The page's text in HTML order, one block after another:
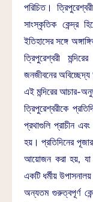
পরিচিত।
সাংস্কৃতিক কেন্দ্র
ইতিহাসের সঙ্গে
ত্রিপুরেশ্বরী
জনজীবনের অবিচ্ছেদ্য
এই মন্দিরের আচার-
ত্রিপুরেশ্বরীকে
প্রথাগুলি প্রাচীন এবং
হয়। প্রতিদিনের
আয়োজন করা হয়, যা
একটি ধর্মীয়
অন্যতম গুরুত্বপূর্ণ